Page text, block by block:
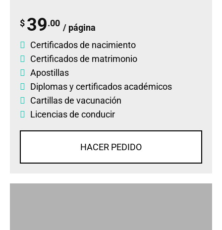
$ 39.00 / página
Certificados de nacimiento
Certificados de matrimonio
Apostillas
Diplomasycertificados académicos
Cartillas de vacunación
Licencias de conducir
HACER PEDIDO